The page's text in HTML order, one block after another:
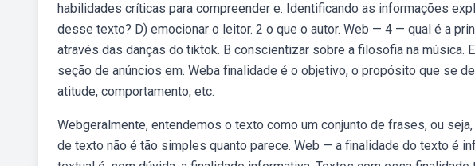
habilidades críticas para compreender e. Identificando as informações
desse texto? D) emocionar o leitor. 2 o que o autor. Web — 4 — qual é a
através das danças do tiktok. B conscientizar sobre a filosofia na música.
seção de anúncios em. Weba finalidade é o objetivo, o propósito que se
atitude, comportamento, etc.
Webgeralmente, entendemos o texto como um conjunto de frases, ou
de texto não é tão simples quanto parece. Web — a finalidade do texto é